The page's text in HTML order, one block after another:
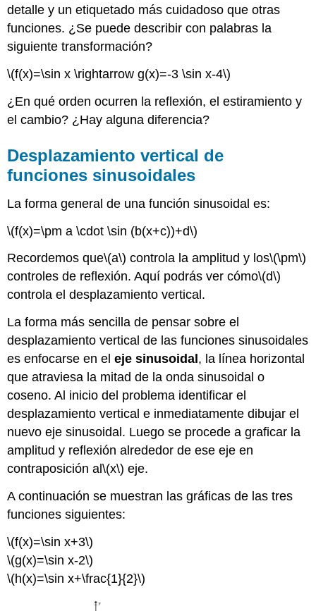
detalle y un etiquetado más cuidadoso que otras
funciones. ¿Se puede describir con palabras la
siguiente transformación?
\(f(x)=\sin x \rightarrow g(x)=-3 \sin x-4\)
¿En qué orden ocurren la reflexión, el estiramiento y
el cambio? ¿Hay alguna diferencia?
Desplazamiento vertical de
funciones sinusoidales
La forma general de una función sinusoidal es:
\(f(x)=\pm a \cdot \sin (b(x+c))+d\)
Recordemos que\(a\) controla la amplitud y los\(\pm\)
controles de reflexión. Aquí podrás ver cómo\(d\)
controla el desplazamiento vertical.
La forma más sencilla de pensar sobre el
desplazamiento vertical de las funciones sinusoidales
es enfocarse en eleje sinusoidal , la línea horizontal
que atraviesa la mitad de la onda sinusoidal o
coseno. Al inicio del problema identificar el
desplazamiento vertical e inmediatamente dibujar el
nuevo eje sinusoidal. Luego se procede a graficar la
amplitud y reflexión alrededor de ese eje en
contraposición al\(x\) eje.
A continuación se muestran las gráficas de las tres
funciones siguientes:
\(f(x)=\sin x+3\)
\(g(x)=\sin x-2\)
\(h(x)=\sin x+\frac{1}{2}\)